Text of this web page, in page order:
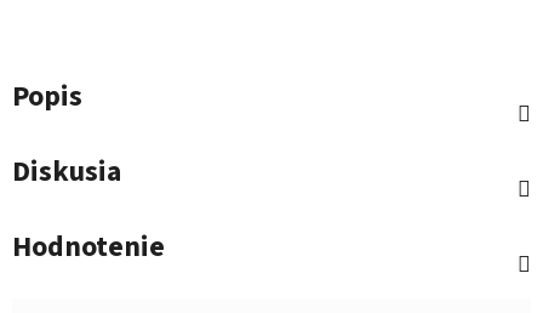
Popis
Diskusia
Hodnotenie